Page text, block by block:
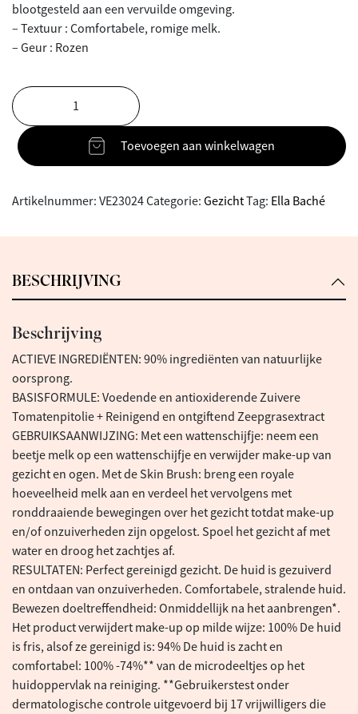
blootgesteld aan een vervuilde omgeving.
– Textuur : Comfortabele, romige melk.
– Geur : Rozen
Toevoegen aan winkelwagen
Artikelnummer: VE23024Categorie: GezichtTag: Ella Baché
BESCHRIJVING
Beschrijving
ACTIEVE INGREDIËNTEN: 90% ingrediënten van natuurlijke
oorsprong.
BASISFORMULE: Voedende en antioxiderende Zuivere
Tomatenpitolie + Reinigend en ontgiftend Zeepgrasextract
GEBRUIKSAANWIJZING: Met een wattenschijfje: neem een
beetje melk op een wattenschijfje en verwijder make-up van
gezicht en ogen. Met de Skin Brush: breng een royale
hoeveelheid melk aan en verdeel het vervolgens met
ronddraaiende bewegingen over het gezicht totdat make-up
en/of onzuiverheden zijn opgelost. Spoel het gezicht af met
water en droog het zachtjes af.
RESULTATEN: Perfect gereinigd gezicht. De huid is gezuiverd
en ontdaan van onzuiverheden. Comfortabele, stralende huid.
Bewezen doeltreffendheid: Onmiddellijk na het aanbrengen*.
Het product verwijdert make-up op milde wijze: 100% De huid
is fris, alsof ze gereinigd is: 94% De huid is zacht en
comfortabel: 100% -74%** van de microdeeltjes op het
huidoppervlak na reiniging. **Gebruikerstest onder
dermatologische controle uitgevoerd bij 17 vrijwilligers die